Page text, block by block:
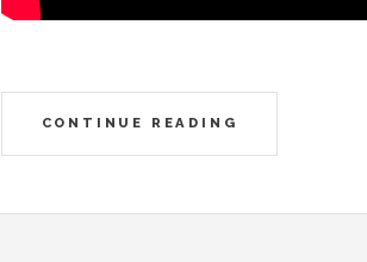
CONTINUE READING